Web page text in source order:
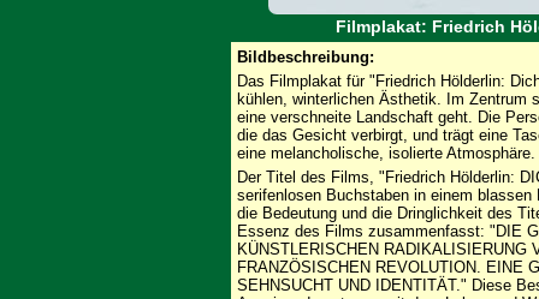
Filmplakat: Friedrich
Bildbeschreibung:
Das Filmplakat für "Friedrich Hölderlin:
kühlen, winterlichen Ästhetik. Im Zentrum
eine verschneite Landschaft geht. Die
die das Gesicht verbirgt, und trägt eine
eine melancholische, isolierte Atmosphäre.
Der Titel des Films, "Friedrich Hölderlin:
serifenlosen Buchstaben in einem
die Bedeutung und die Dringlichkeit des
Essenz des Films zusammenfasst: "DIE
KÜNSTLERISCHEN RADIKALISIERUNG
FRANZÖSISCHEN REVOLUTION. EINE
SEHNSUCHT UND IDENTITÄT." Diese